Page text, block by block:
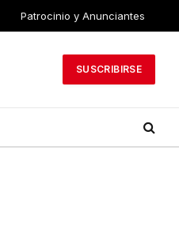
Patrocinio y Anunciantes
SUSCRIBIRSE